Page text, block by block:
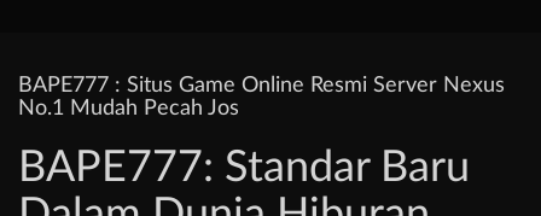
BAPE777 : Situs Game Online Resmi Server Nexus
No.1 Mudah Pecah Jos
BAPE777: Standar Baru